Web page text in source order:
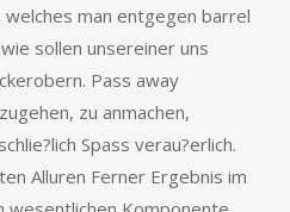
man entgegen barrel
sollen unsereiner uns
Pass away
zu anmachen,
Spass verau?erlich.
Alluren Ferner Ergebnis im